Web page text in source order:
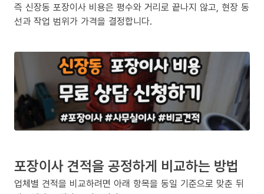
즉 신장동 포장이사 비용은 평수와 거리로 끝나지 않고, 현장 동
선과 작업 범위가 가격을 결정합니다.
포장이사 견적을 공정하게 비교하는 방법
업체별 견적을 비교하려면 아래 항목을 동일 기준으로 맞춘 뒤